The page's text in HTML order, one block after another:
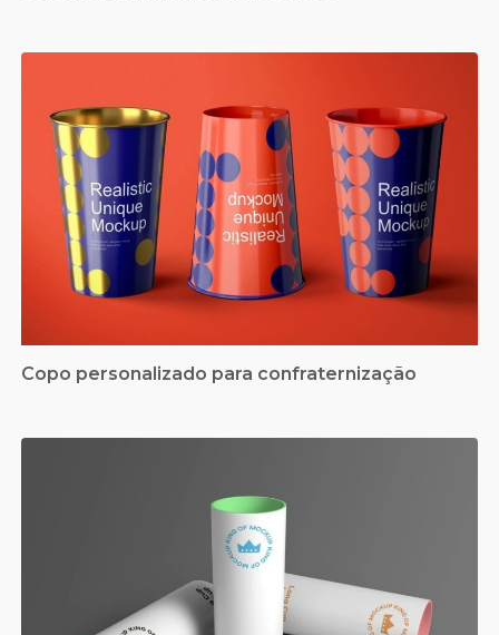
Copo personalizado para confraternização